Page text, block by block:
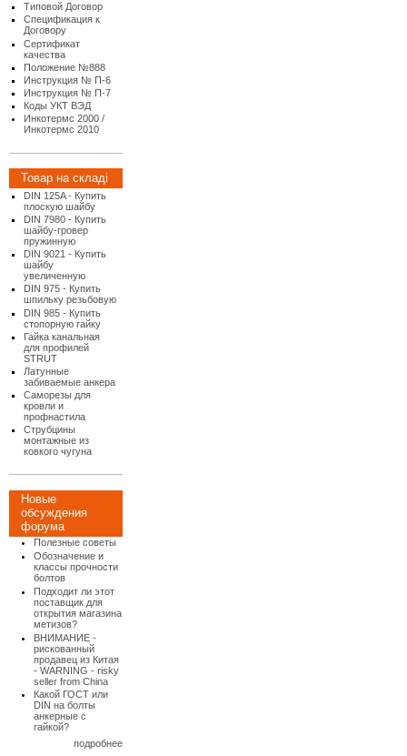
Типовой Договор
Спецификация к
Договору
Сертификат
качества
Положение №888
Инструкция № П-6
Инструкция № П-7
Коды УКТ ВЭД
Инкотермс 2000 /
Инкотермс 2010
Товар на складі
DIN 125A - Купить
плоскую шайбу
DIN 7980 - Купить
шайбу-гровер
пружинную
DIN 9021 - Купить
шайбу
увеличенную
DIN 975 - Купить
шпильку резьбовую
DIN 985 - Купить
стопорную гайку
Гайка канальная
для профилей
STRUT
Латунные
забиваемые анкера
Саморезы для
кровли и
профнастила
Струбцины
монтажные из
ковкого чугуна
Новые
обсуждения
форума
Полезные советы
Обозначение и
классы прочности
болтов
Подходит ли этот
поставщик для
открытия магазина
метизов?
ВНИМАНИЕ -
рискованный
продавец из Китая
- WARNING - risky
seller from China
Какой ГОСТ или
DIN на болты
анкерные с
гайкой?
подробнее